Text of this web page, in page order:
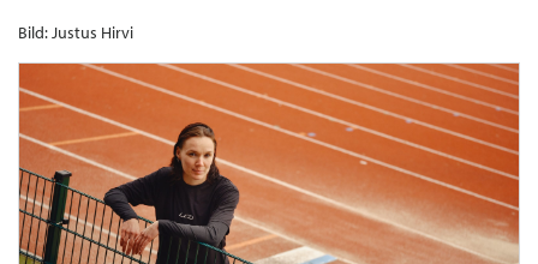
Bild: Justus Hirvi